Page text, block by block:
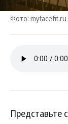
Фото: myfacefit.ru
Представьте